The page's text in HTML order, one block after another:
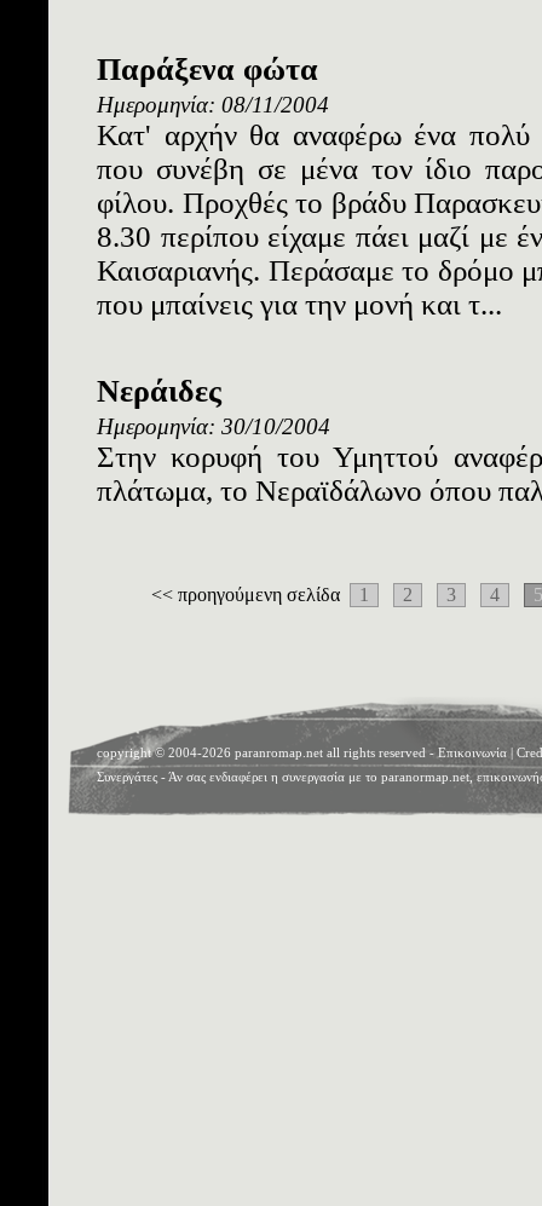
Παράξενα φώτα
Ημερομηνία: 08/11/2004
Κατ' αρχήν θα αναφέρω ένα πολύ
που συνέβη σε μένα τον ίδιο
φίλου. Προχθές το βράδυ
8.30 περίπου είχαμε πάει μαζί με
Καισαριανής. Περάσαμε το δρόμο
που μπαίνεις για την μονή και τ...
Νεράιδες
Ημερομηνία: 30/10/2004
Στην κορυφή του Υμηττού
πλάτωμα, το Νεραϊδάλωνο όπου
<< προηγούμενη σελίδα 1 2 3 4 5
copyright © 2004-2026 paranromap.net all rights reserved - Επικοινωνία |
Συνεργάτες - Άν σας ενδιαφέρει η συνεργασία με το paranormap.net,